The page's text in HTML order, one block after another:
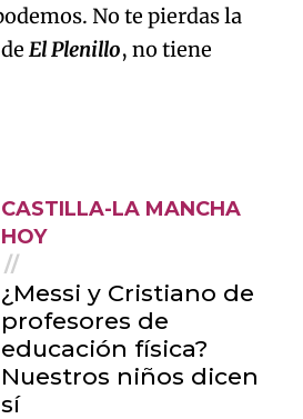
No te pierdas la
El Plenillo, no tiene
CASTILLA-LA MANCHA
HOY
¿Messi y Cristiano de
profesores de
educación física?
Nuestros niños dicen
sí